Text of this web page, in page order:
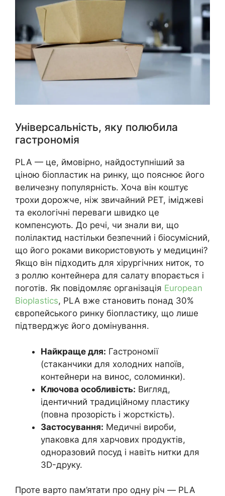
Універсальність, яку полюбила
гастрономія
PLA — це, ймовірно, найдоступніший за
ціною біопластик на ринку, що пояснює його
величезну популярність. Хоча він коштує
трохи дорожче, ніж звичайний PET, іміджеві
та екологічні переваги швидко це
компенсують. До речі, чи знали ви, що
полілактид настільки безпечний і біосумісний,
що його роками використовують у медицині?
Якщо він підходить для хірургічних ниток, то
з роллю контейнера для салату впорається і
поготів. Як повідомляє організація European
Bioplastics, PLA вже становить понад 30%
європейського ринку біопластику, що лише
підтверджує його домінування.
Найкраще для: Гастрономії
(стаканчики для холодних напоїв,
контейнери на винос, соломинки).
Ключова особливість: Вигляд,
ідентичний традиційному пластику
(повна прозорість і жорсткість).
Застосування: Медичні вироби,
упаковка для харчових продуктів,
одноразовий посуд і навіть нитки для
3D-друку.
Проте варто пам’ятати про одну річ — PLA